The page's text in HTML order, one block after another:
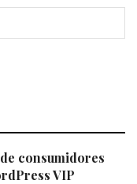
consumidores
VIP